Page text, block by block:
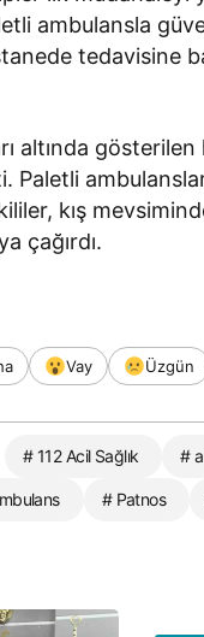
ambulansla
tedavisine
altında
Paletli
kış
çağırdı.
Vay Üzgün
# 112 Acil Sağlık #
# Patnos